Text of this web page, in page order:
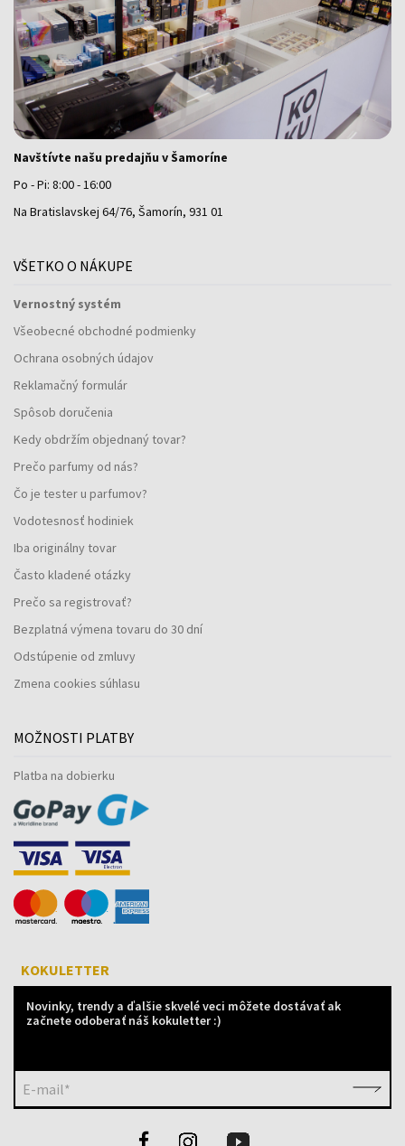
Navštívte našu predajňu v Šamoríne
Po - Pi: 8:00 - 16:00
Na Bratislavskej 64/76, Šamorín, 931 01
VŠETKO O NÁKUPE
Vernostný systém
Všeobecné obchodné podmienky
Ochrana osobných údajov
Reklamačný formulár
Spôsob doručenia
Kedy obdržím objednaný tovar?
Prečo parfumy od nás?
Čo je tester u parfumov?
Vodotesnosť hodiniek
Iba originálny tovar
Často kladené otázky
Prečo sa registrovať?
Bezplatná výmena tovaru do 30 dní
Odstúpenie od zmluvy
Zmena cookies súhlasu
MOŽNOSTI PLATBY
Platba na dobierku
KOKULETTER
Novinky, trendy a ďalšie skvelé veci môžete dostávať ak
začnete odoberať náš kokuletter :)
E-mail*